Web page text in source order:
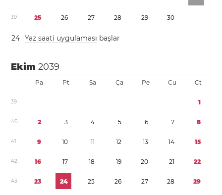
39 25 26 27 28 29 30
24 Yaz saati uygulaması başlar
Ekim2039
Pa Pt Sa Ça Pe Cu Ct
39 1
40 2 3 4 5 6 7 8
41 9 10 11 12 13 14 15
42 16 17 18 19 20 21 22
43 23 24 25 26 27 28 29